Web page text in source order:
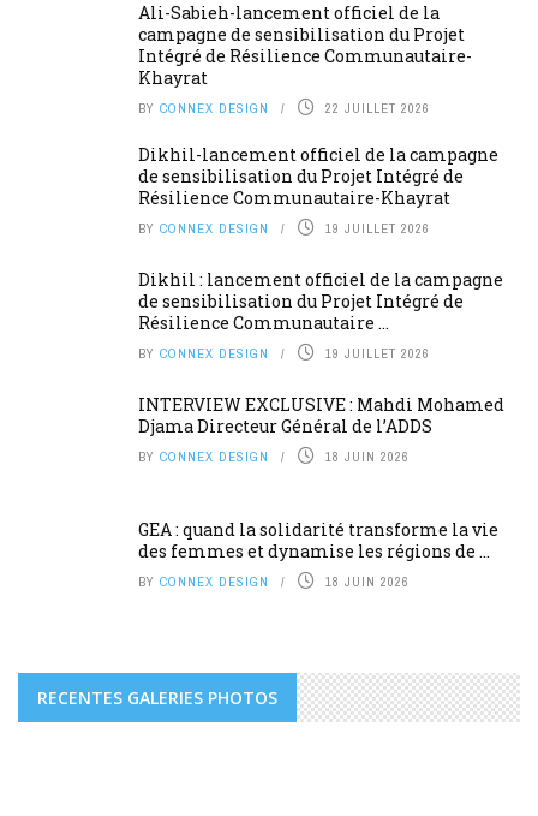
Ali-Sabieh-lancement officiel de la
campagne de sensibilisation du Projet
Intégré de Résilience Communautaire-
Khayrat
BY CONNEX DESIGN 22 JUILLET 2026
Dikhil-lancement officiel de la campagne
de sensibilisation du Projet Intégré de
Résilience Communautaire-Khayrat
BY CONNEX DESIGN 19 JUILLET 2026
Dikhil : lancement officiel de la campagne
de sensibilisation du Projet Intégré de
Résilience Communautaire ...
BY CONNEX DESIGN 19 JUILLET 2026
INTERVIEW EXCLUSIVE : Mahdi Mohamed
Djama Directeur Général de l’ADDS
BY CONNEX DESIGN 18 JUIN 2026
GEA : quand la solidarité transforme la vie
des femmes et dynamise les régions de ...
BY CONNEX DESIGN 18 JUIN 2026
RECENTES GALERIES PHOTOS